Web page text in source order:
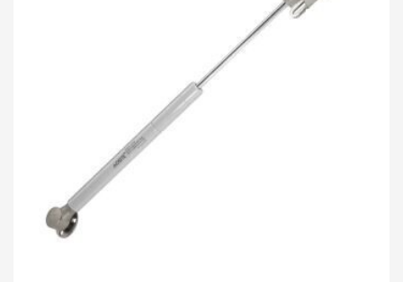
jemným stlačením, čo vám ušetrí čas a námahu.
Konštrukcia hydraulického pohybu nadol účinne
spomaľuje klesanie dverí, čím zabraňuje náhlemu
zatvoreniu a potenciálnym bezpečnostným rizikám a